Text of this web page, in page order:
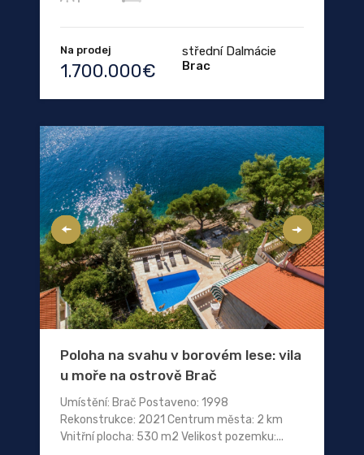
Na prodej
1.700.000€
střední Dalmácie
Brac
Poloha na svahu v borovém lese: vila
u moře na ostrově Brač
Umístění: Brač Postaveno: 1998
Rekonstrukce: 2021 Centrum města: 2 km
Vnitřní plocha: 530 m2 Velikost pozemku:...